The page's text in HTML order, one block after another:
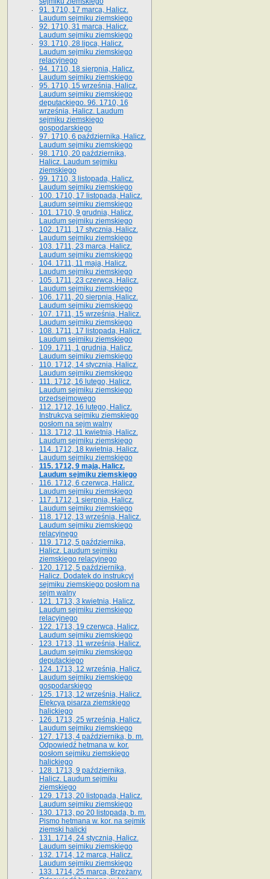
91. 1710, 17 marca, Halicz.
Laudum sejmiku ziemskiego
92. 1710, 31 marca, Halicz.
Laudum sejmiku ziemskiego
93. 1710, 28 lipca, Halicz.
Laudum sejmiku ziemskiego
relacyjnego
94. 1710, 18 sierpnia, Halicz.
Laudum sejmiku ziemskiego
95. 1710, 15 września, Halicz.
Laudum sejmiku ziemskiego
deputackiego. 96. 1710, 16
września, Halicz. Laudum
sejmiku ziemskiego
gospodarskiego
97. 1710, 6 października, Halicz.
Laudum sejmiku ziemskiego
98. 1710, 20 października,
Halicz. Laudum sejmiku
ziemskiego
99. 1710, 3 listopada, Halicz.
Laudum sejmiku ziemskiego
100. 1710, 17 listopada, Halicz.
Laudum sejmiku ziemskiego
101. 1710, 9 grudnia, Halicz.
Laudum sejmiku ziemskiego
102. 1711, 17 stycznia, Halicz.
Laudum sejmiku ziemskiego
103. 1711, 23 marca, Halicz.
Laudum sejmiku ziemskiego
104. 1711, 11 maja, Halicz.
Laudum sejmiku ziemskiego
105. 1711, 23 czerwca, Halicz.
Laudum sejmiku ziemskiego
106. 1711, 20 sierpnia, Halicz.
Laudum sejmiku ziemskiego
107. 1711, 15 września, Halicz.
Laudum sejmiku ziemskiego
108. 1711, 17 listopada, Halicz.
Laudum sejmiku ziemskiego
109. 1711, 1 grudnia, Halicz.
Laudum sejmiku ziemskiego
110. 1712, 14 stycznia, Halicz.
Laudum sejmiku ziemskiego
111. 1712, 16 lutego, Halicz.
Laudum sejmiku ziemskiego
przedsejmowego
112. 1712, 16 lutego, Halicz.
Instrukcya sejmiku ziemskiego
posłom na sejm walny
113. 1712, 11 kwietnia, Halicz.
Laudum sejmiku ziemskiego
114. 1712, 18 kwietnia, Halicz.
Laudum sejmiku ziemskiego
115. 1712, 9 maja, Halicz.
Laudum sejmiku ziemskiego
116. 1712, 6 czerwca, Halicz.
Laudum sejmiku ziemskiego
117. 1712, 1 sierpnia, Halicz.
Laudum sejmiku ziemskiego
118. 1712, 13 września, Halicz.
Laudum sejmiku ziemskiego
relacyjnego
119. 1712, 5 października,
Halicz. Laudum sejmiku
ziemskiego relacyjnego
120. 1712, 5 października,
Halicz. Dodatek do instrukcyi
sejmiku ziemskiego posłom na
sejm walny
121. 1713, 3 kwietnia, Halicz.
Laudum sejmiku ziemskiego
relacyjnego
122. 1713, 19 czerwca, Halicz.
Laudum sejmiku ziemskiego
123. 1713, 11 września, Halicz.
Laudum sejmiku ziemskiego
deputackiego
124. 1713, 12 września, Halicz.
Laudum sejmiku ziemskiego
gospodarskiego
125. 1713, 12 września, Halicz.
Elekcya pisarza ziemskiego
halickiego
126. 1713, 25 września, Halicz.
Laudum sejmiku ziemskiego
127. 1713, 4 października, b. m.
Odpowiedź hetmana w. kor.
posłom sejmiku ziemskiego
halickiego
128. 1713, 9 października,
Halicz. Laudum sejmiku
ziemskiego
129. 1713, 20 listopada, Halicz.
Laudum sejmiku ziemskiego
130. 1713, po 20 listopada, b. m.
Pismo hetmana w. kor. na sejmik
ziemski halicki
131. 1714, 24 stycznia, Halicz.
Laudum sejmiku ziemskiego
132. 1714, 12 marca, Halicz.
Laudum sejmiku ziemskiego
133. 1714, 25 marca, Brzeżany.